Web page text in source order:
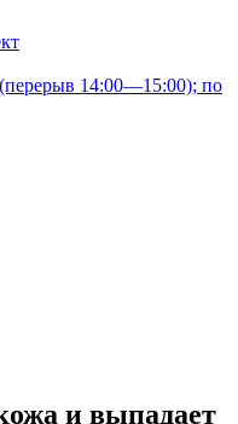
14:00—15:00); по
и выпадает